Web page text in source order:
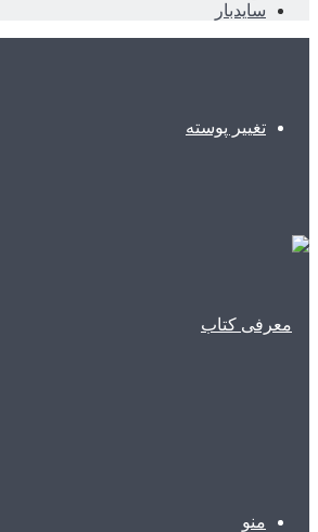
سایدبار
تغییر پوسته
منو